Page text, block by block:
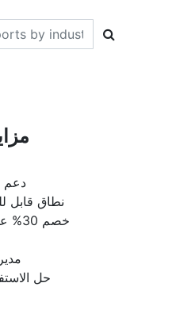
دعم
نطاق قابل
خصم